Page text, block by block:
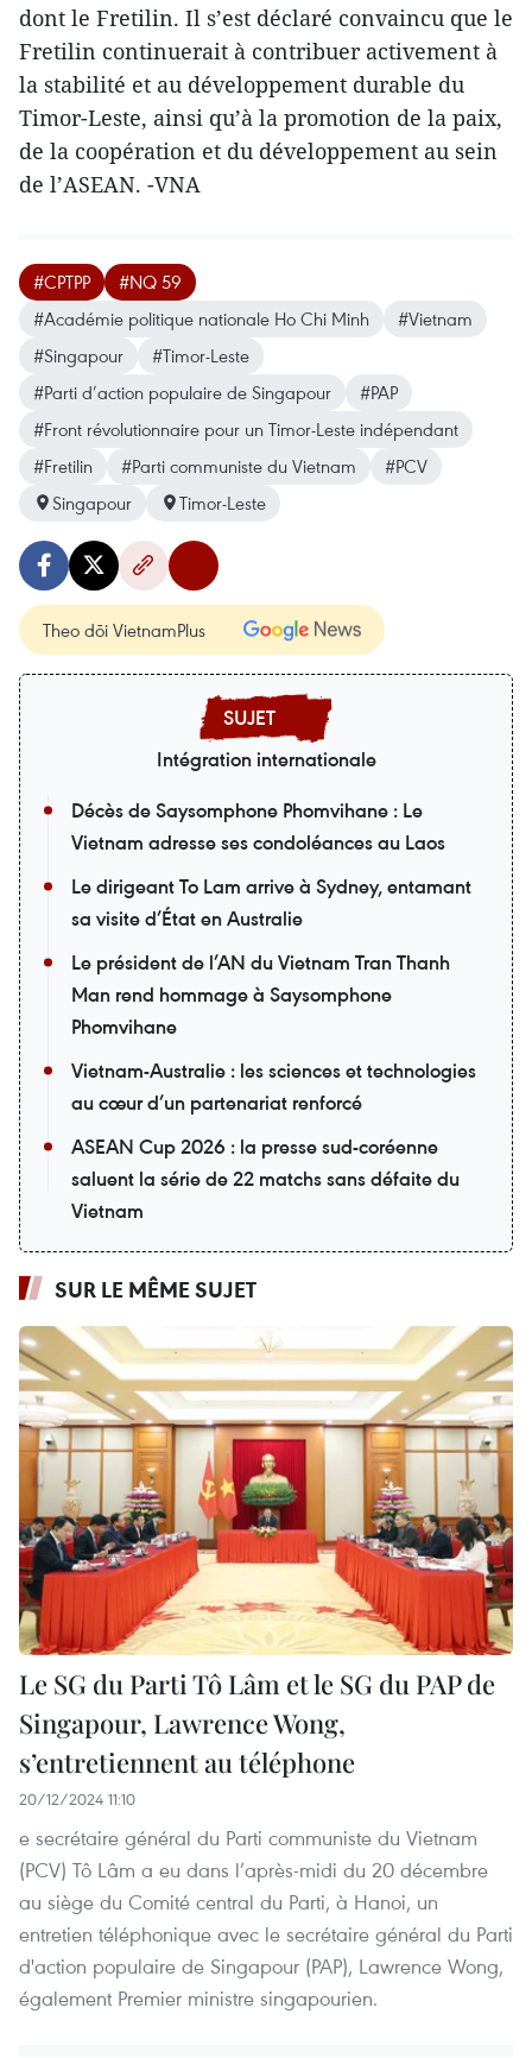
dont le Fretilin. Il s’est déclaré convaincu que le
Fretilin continuerait à contribuer activement à
la stabilité et au développement durable du
Timor-Leste, ainsi qu’à la promotion de la paix,
de la coopération et du développement au sein
de l’ASEAN. -VNA
#CPTPP
#NQ 59
#Académie politique nationale Ho Chi Minh
#Vietnam
#Singapour
#Timor-Leste
#Parti d’action populaire de Singapour
#PAP
#Front révolutionnaire pour un Timor-Leste indépendant
#Fretilin
#Parti communiste du Vietnam
#PCV
Singapour
Timor-Leste
Theo dõi VietnamPlus
Intégration internationale
Décès de Saysomphone Phomvihane : Le
Vietnam adresse ses condoléances au Laos
Le dirigeant To Lam arrive à Sydney, entamant
sa visite d’État en Australie
Le président de l’AN du Vietnam Tran Thanh
Man rend hommage à Saysomphone
Phomvihane
Vietnam-Australie : les sciences et technologies
au cœur d’un partenariat renforcé
ASEAN Cup 2026 : la presse sud-coréenne
saluent la série de 22 matchs sans défaite du
Vietnam
SUR LE MÊME SUJET
Le SG du Parti Tô Lâm et le SG du PAP de
Singapour, Lawrence Wong,
s’entretiennent au téléphone
20/12/2024 11:10
e secrétaire général du Parti communiste du Vietnam
(PCV) Tô Lâm a eu dans l’après-midi du 20 décembre
au siège du Comité central du Parti, à Hanoi, un
entretien téléphonique avec le secrétaire général du Parti
d'action populaire de Singapour (PAP), Lawrence Wong,
également Premier ministre singapourien.